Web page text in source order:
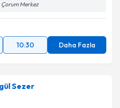
Merkez
10:30 Daha Fazla
Sezer